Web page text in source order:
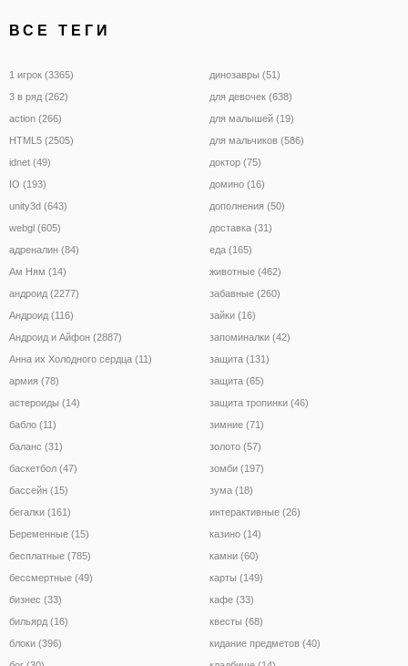
ВСЕ ТЕГИ
1 игрок (3365)
3 в ряд (262)
action (266)
HTML5 (2505)
idnet (49)
IO (193)
unity3d (643)
webgl (605)
адреналин (84)
Ам Ням (14)
андроид (2277)
Андроид (116)
Андроид и Айфон (2887)
Анна их Холодного сердца (11)
армия (78)
астероиды (14)
бабло (11)
баланс (31)
баскетбол (47)
бассейн (15)
бегалки (161)
Беременные (15)
бесплатные (785)
бессмертные (49)
бизнес (33)
бильярд (16)
блоки (396)
динозавры (51)
для девочек (638)
для малышей (19)
для мальчиков (586)
доктор (75)
домино (16)
дополнения (50)
доставка (31)
еда (165)
животные (462)
забавные (260)
зайки (16)
запоминалки (42)
защита (131)
защита (65)
защита тропинки (46)
зимние (71)
золото (57)
зомби (197)
зума (18)
интерактивные (26)
казино (14)
камни (60)
карты (149)
кафе (33)
квесты (68)
кидание предметов (40)